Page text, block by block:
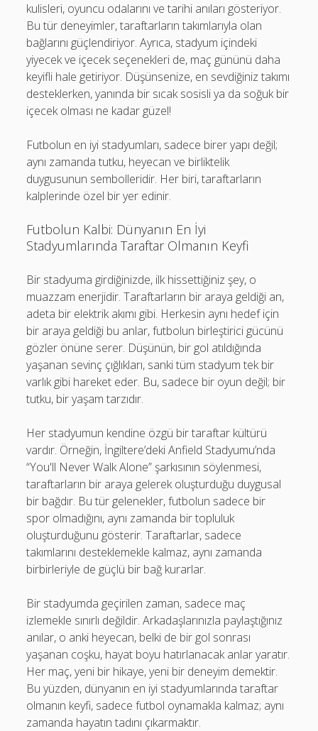
kulisleri, oyuncu odalarını ve tarihi anıları gösteriyor.
Bu tür deneyimler, taraftarların takımlarıyla olan
bağlarını güçlendiriyor. Ayrıca, stadyum içindeki
yiyecek ve içecek seçenekleri de, maç gününü daha
keyifli hale getiriyor. Düşünsenize, en sevdiğiniz takımı
desteklerken, yanında bir sıcak sosisli ya da soğuk bir
içecek olması ne kadar güzel!
Futbolun en iyi stadyumları, sadece birer yapı değil;
aynı zamanda tutku, heyecan ve birliktelik
duygusunun sembolleridir. Her biri, taraftarların
kalplerinde özel bir yer edinir.
Futbolun Kalbi: Dünyanın En İyi
Stadyumlarında Taraftar Olmanın Keyfi
Bir stadyuma girdiğinizde, ilk hissettiğiniz şey, o
muazzam enerjidir. Taraftarların bir araya geldiği an,
adeta bir elektrik akımı gibi. Herkesin aynı hedef için
bir araya geldiği bu anlar, futbolun birleştirici gücünü
gözler önüne serer. Düşünün, bir gol atıldığında
yaşanan sevinç çığlıkları, sanki tüm stadyum tek bir
varlık gibi hareket eder. Bu, sadece bir oyun değil; bir
tutku, bir yaşam tarzıdır.
Her stadyumun kendine özgü bir taraftar kültürü
vardır. Örneğin, İngiltere’deki Anfield Stadyumu’nda
“You'll Never Walk Alone” şarkısının söylenmesi,
taraftarların bir araya gelerek oluşturduğu duygusal
bir bağdır. Bu tür gelenekler, futbolun sadece bir
spor olmadığını, aynı zamanda bir topluluk
oluşturduğunu gösterir. Taraftarlar, sadece
takımlarını desteklemekle kalmaz, aynı zamanda
birbirleriyle de güçlü bir bağ kurarlar.
Bir stadyumda geçirilen zaman, sadece maç
izlemekle sınırlı değildir. Arkadaşlarınızla paylaştığınız
anılar, o anki heyecan, belki de bir gol sonrası
yaşanan coşku, hayat boyu hatırlanacak anlar yaratır.
Her maç, yeni bir hikaye, yeni bir deneyim demektir.
Bu yüzden, dünyanın en iyi stadyumlarında taraftar
olmanın keyfi, sadece futbol oynamakla kalmaz; aynı
zamanda hayatın tadını çıkarmaktır.